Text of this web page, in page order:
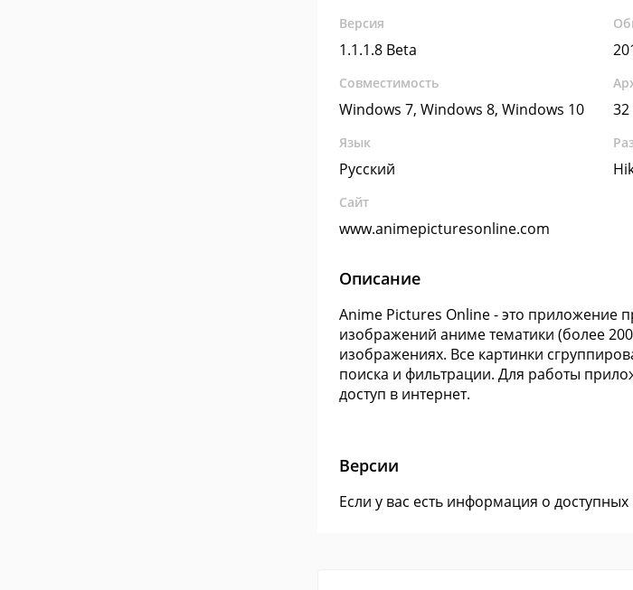
Версия
1.1.1.8 Beta
Совместимость
Windows 7, Windows 8, Windows 10 32
Язык
Русский
Сайт
www.animepicturesonline.com
Описание
Anime Pictures Online - это приложение
изображений аниме тематики (более
изображениях. Все картинки
поиска и фильтрации. Для работы
доступ в интернет.
Версии
Если у вас есть информация о